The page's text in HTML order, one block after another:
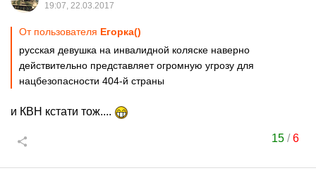
19:07, 22.03.2017
От пользователя Егорка()
русская девушка на инвалидной коляске наверно
действительно представляет огромную угрозу для
нацбезопасности 404-й страны
и КВН кстати тож....
15 /6